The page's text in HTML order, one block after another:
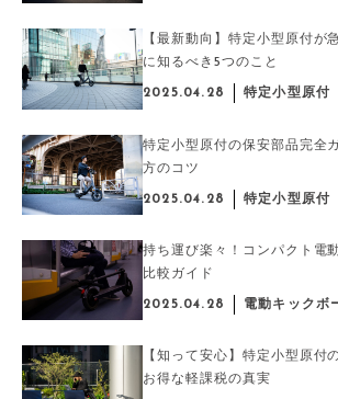
【最新動向】特定小型原付が
に知るべき5つのこと
2025.04.28 特定小型原付
特定小型原付の保安部品完全
方のコツ
2025.04.28 特定小型原付
持ち運び楽々！コンパクト電
比較ガイド
2025.04.28 電動キックボ
【知って安心】特定小型原付
お得な軽課税の真実